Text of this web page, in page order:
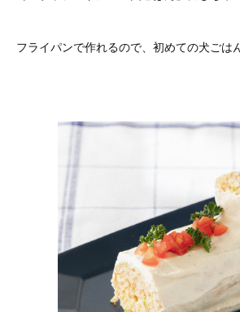
フライパンで作れるので、初めての犬ごは